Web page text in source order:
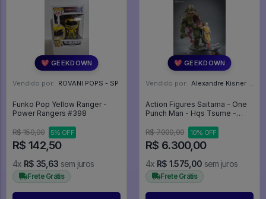
💖 GEEKDOWN
Vendido por: ROVANI POPS - SP
Funko Pop Yellow Ranger -
Power Rangers #398
R$ 150,00 5% OFF
R$ 142,50
4x R$ 35,63 sem juros
Frete Grátis
💖 GEEKDOWN
Vendido por: Alexandre Kisner - PR
Action Figures Saitama - One
Punch Man - Hqs Tsume -
R$ 7.000,00
10% OFF
R$ 6.300,00
4x R$ 1.575,00 sem juros
Frete Grátis